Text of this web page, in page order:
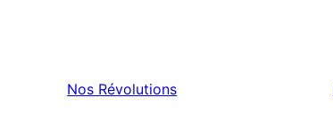
Nos Révolutions